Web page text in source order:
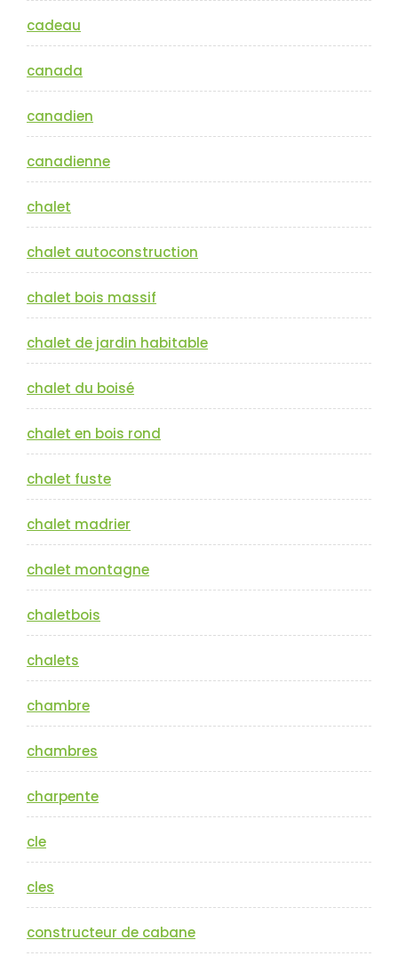
cadeau
canada
canadien
canadienne
chalet
chalet autoconstruction
chalet bois massif
chalet de jardin habitable
chalet du boisé
chalet en bois rond
chalet fuste
chalet madrier
chalet montagne
chaletbois
chalets
chambre
chambres
charpente
cle
cles
constructeur de cabane